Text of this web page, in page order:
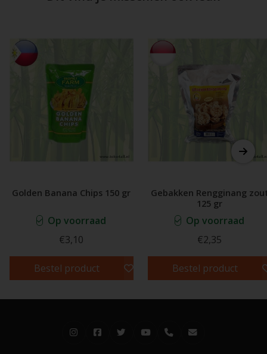
Golden Banana Chips 150 gr
Op voorraad
€3,10
Bestel product
Gebakken Rengginang
125 gr
Op voorraad
€2,35
Bestel product